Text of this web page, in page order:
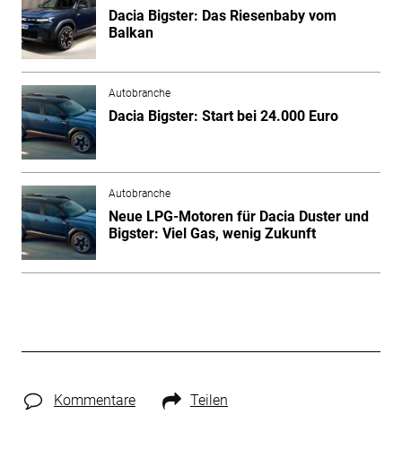
Dacia Bigster: Das Riesenbaby vom
Balkan
Autobranche
Dacia Bigster: Start bei 24.000 Euro
Autobranche
Neue LPG-Motoren für Dacia Duster und
Bigster: Viel Gas, wenig Zukunft
Kommentare Teilen